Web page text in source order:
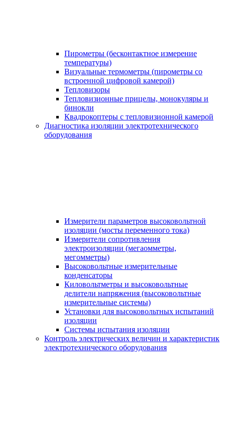
Пирометры (бесконтактное измерение
температуры)
Визуальные термометры (пирометры со
встроенной цифровой камерой)
Тепловизоры
Тепловизионные прицелы, монокуляры и
бинокли
Квадрокоптеры с тепловизионной камерой
Диагностика изоляции электротехнического
оборудования
Измерители параметров высоковольтной
изоляции (мосты переменного тока)
Измерители сопротивления
электроизоляции (мегаомметры,
мегомметры)
Высоковольтные измерительные
конденсаторы
Киловольтметры и высоковольтные
делители напряжения (высоковольтные
измерительные системы)
Установки для высоковольтных испытаний
изоляции
Системы испытания изоляции
Контроль электрических величин и характеристик
электротехнического оборудования